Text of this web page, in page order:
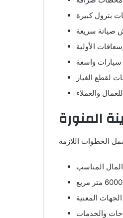
بترول كبيرة
صيانة سريعة
الأولية
واسعة
لقطع الغيار
والعملاء
المنورة